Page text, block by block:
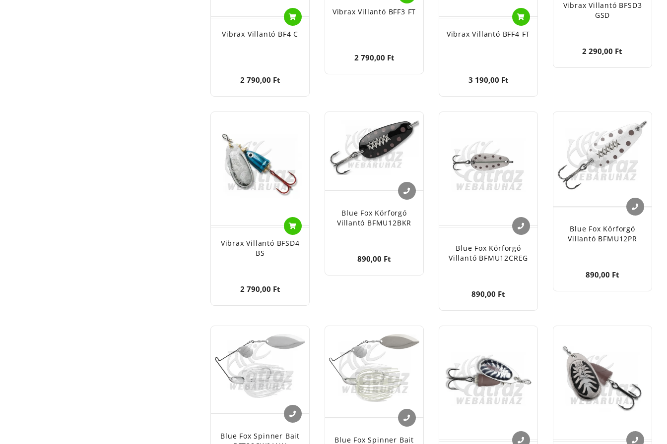
Vibrax Villantó BF4 C
2 790,00 Ft
Vibrax Villantó BFF3 FT
2 790,00 Ft
Vibrax Villantó BFF4 FT
3 190,00 Ft
Vibrax Villantó BFSD3
GSD
2 290,00 Ft
Vibrax Villantó BFSD4
BS
2 790,00 Ft
Blue Fox Körforgó
Villantó BFMU12BKR
890,00 Ft
Blue Fox Körforgó
Villantó BFMU12CREG
890,00 Ft
Blue Fox Körforgó
Villantó BFMU12PR
890,00 Ft
Blue Fox Spinner Bait
Blue Fox Spinner Bait